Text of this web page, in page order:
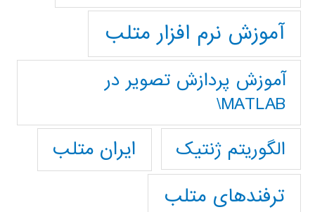
آموزش نرم افزار متلب
آموزش پردازش تصوير در
MATLAB\
الگوریتم ژنتیک
ایران متلب
ترفندهای متلب